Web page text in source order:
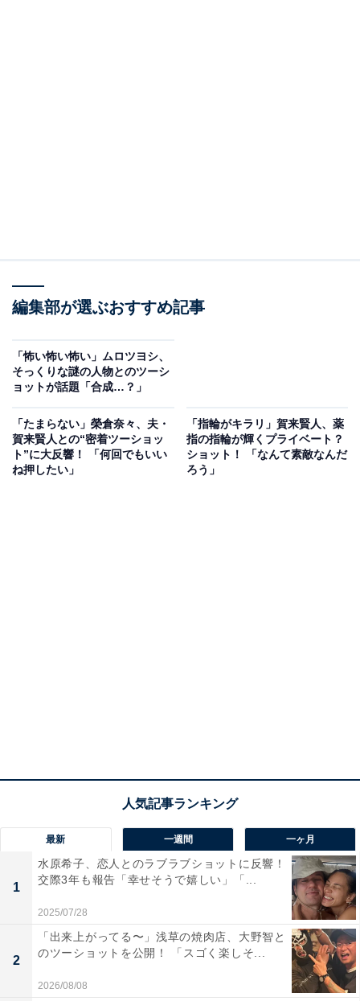
編集部が選ぶおすすめ記事
「怖い怖い怖い」ムロツヨシ、
そっくりな謎の人物とのツーシ
ョットが話題「合成…？」
「たまらない」榮倉奈々、夫・
賀来賢人との“密着ツーショッ
ト”に大反響！ 「何回でもいい
ね押したい」
「指輪がキラリ」賀来賢人、薬
指の指輪が輝くプライベート？
ショット！ 「なんて素敵なんだ
ろう」
最新 一週間 一ヶ月
1
水原希子、恋人とのラブラブショットに反響！
交際3年も報告「幸せそうで嬉しい」「...
2025/07/28
2
「出来上がってる〜」浅草の焼肉店、大野智と
のツーショットを公開！ 「スゴく楽しそ...
2026/08/08